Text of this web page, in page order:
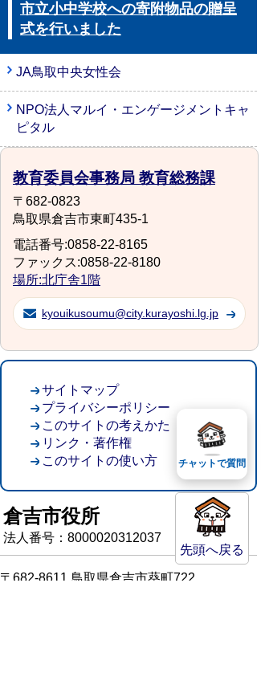
市立小中学校への寄附物品の贈呈
式を行いました
JA鳥取中央女性会
NPO法人マルイ・エンゲージメントキャ
ピタル
教育委員会事務局 教育総務課
〒682-0823
鳥取県倉吉市東町435-1
電話番号:0858-22-8165
ファックス:0858-22-8180
場所:北庁舎1階
kyouikusoumu@city.kurayoshi.lg.jp
先頭へ戻る
サイトマップ
プライバシーポリシー
このサイトの考えかた
リンク・著作権
このサイトの使い方
倉吉市役所
法人番号：8000020312037
〒682-8611 鳥取県倉吉市葵町722
チャットで質問